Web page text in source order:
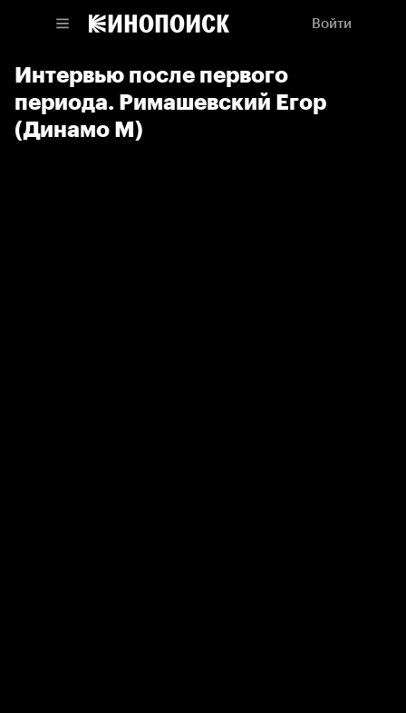
Войти
Интервью после первого
периода. Римашевский Егор
(Динамо М)